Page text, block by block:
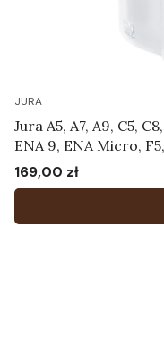
JURA
Jura A5, A7, A9, C5,
ENA 9, ENA Micro,
- Pojemnik do
Art.24219
Cena
169,00 zł